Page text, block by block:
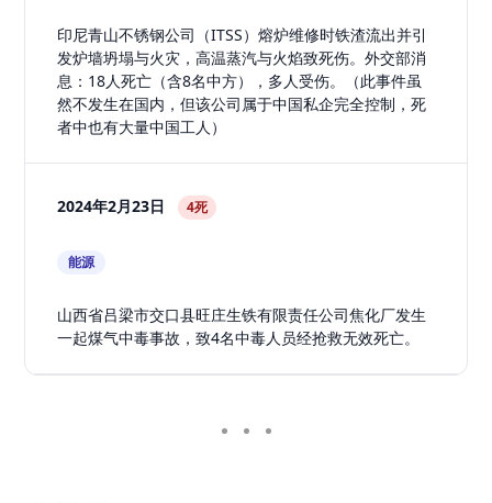
印尼青山不锈钢公司（ITSS）熔炉维修时铁渣流出并引
发炉墙坍塌与火灾，高温蒸汽与火焰致死伤。外交部消
息：18人死亡（含8名中方），多人受伤。（此事件虽
然不发生在国内，但该公司属于中国私企完全控制，死
者中也有大量中国工人）
2024年2月23日 4死
能源
山西省吕梁市交口县旺庄生铁有限责任公司焦化厂发生
一起煤气中毒事故，致4名中毒人员经抢救无效死亡。